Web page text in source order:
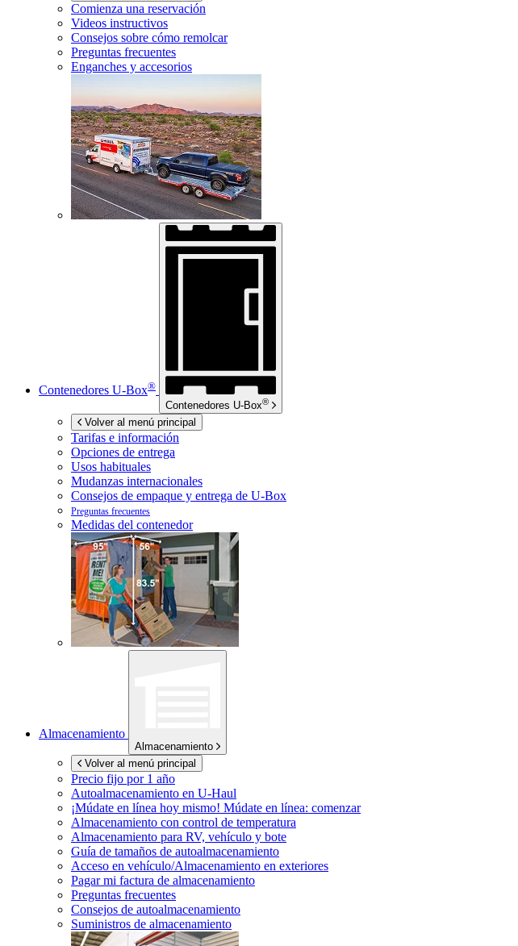
Comienza una reservación
Videos instructivos
Consejos sobre cómo remolcar
Preguntas frecuentes
Enganches y accesorios
Contenedores U-Box®
Contenedores U-Box®
Volver al menú principal
Tarifas e información
Opciones de entrega
Usos habituales
Mudanzas internacionales
Consejos de empaque y entrega de U-Box
Preguntas frecuentes
Medidas del contenedor
Almacenamiento
Almacenamiento
Volver al menú principal
Precio fijo por 1 año
Autoalmacenamiento en U-Haul
¡Múdate en línea hoy mismo! Múdate en línea: comenzar
Almacenamiento con control de temperatura
Almacenamiento para RV, vehículo y bote
Guía de tamaños de autoalmacenamiento
Acceso en vehículo/Almacenamiento en exteriores
Pagar mi factura de almacenamiento
Preguntas frecuentes
Consejos de autoalmacenamiento
Suministros de almacenamiento